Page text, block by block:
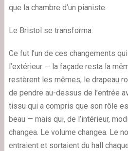
que la chambre d’un pianiste.
Le Bristol se transforma.
Ce fut l’un de ces changements
l’extérieur — la façade resta la
restèrent les mêmes, le drapeau
de pendre au-dessus de l’entrée
tissu qui a compris que son rôle
beau — mais qui, de l’intérieur,
changea. Le volume changea. Le
entraient et sortaient du hall